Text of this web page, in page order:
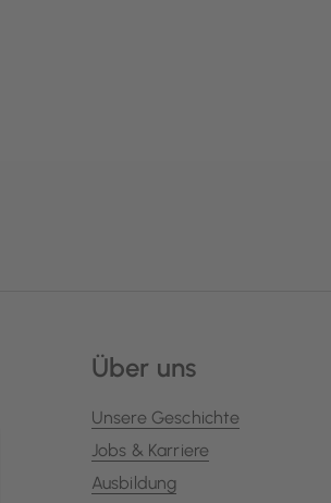
Über uns
Unsere Geschichte
Jobs & Karriere
Ausbildung